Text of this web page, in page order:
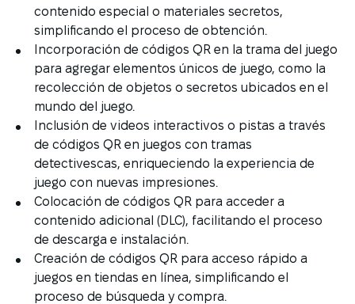
contenido especial o materiales secretos,
simplificando el proceso de obtención.
Incorporación de códigos QR en la trama del juego
para agregar elementos únicos de juego, como la
recolección de objetos o secretos ubicados en el
mundo del juego.
Inclusión de videos interactivos o pistas a través
de códigos QR en juegos con tramas
detectivescas, enriqueciendo la experiencia de
juego con nuevas impresiones.
Colocación de códigos QR para acceder a
contenido adicional (DLC), facilitando el proceso
de descarga e instalación.
Creación de códigos QR para acceso rápido a
juegos en tiendas en línea, simplificando el
proceso de búsqueda y compra.